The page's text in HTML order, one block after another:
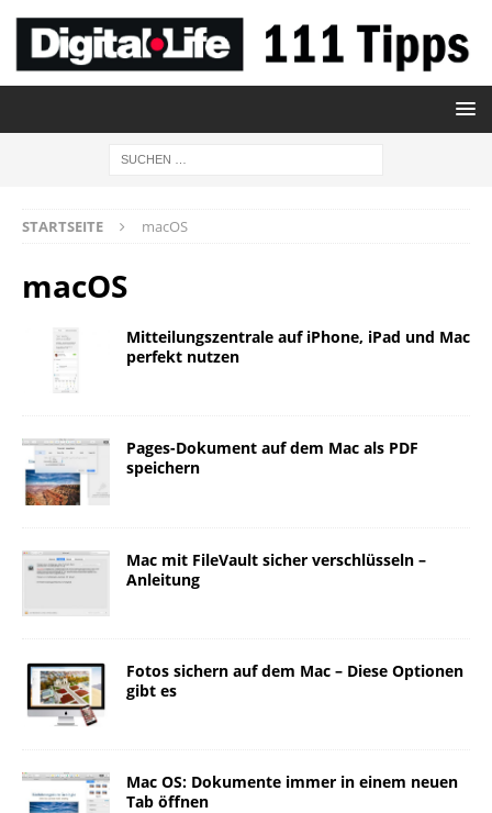
STARTSEITE macOS
macOS
Mitteilungszentrale auf iPhone, iPad und Mac
perfekt nutzen
Pages-Dokument auf dem Mac als PDF
speichern
Mac mit FileVault sicher verschlüsseln –
Anleitung
Fotos sichern auf dem Mac – Diese Optionen
gibt es
Mac OS: Dokumente immer in einem neuen
Tab öffnen